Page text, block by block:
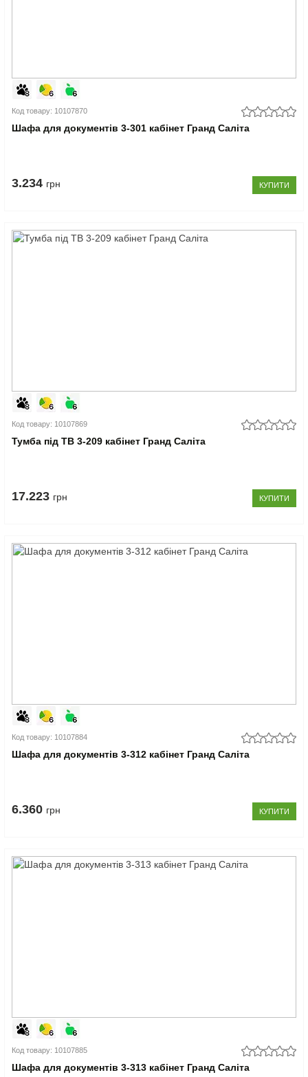
Код товару: 10107870
Шафа для документів 3-301 кабінет Гранд Саліта
3.234 грн КУПИТИ
Код товару: 10107869
Тумба під ТВ 3-209 кабінет Гранд Саліта
17.223 грн КУПИТИ
Код товару: 10107884
Шафа для документів 3-312 кабінет Гранд Саліта
6.360 грн КУПИТИ
Код товару: 10107885
Шафа для документів 3-313 кабінет Гранд Саліта